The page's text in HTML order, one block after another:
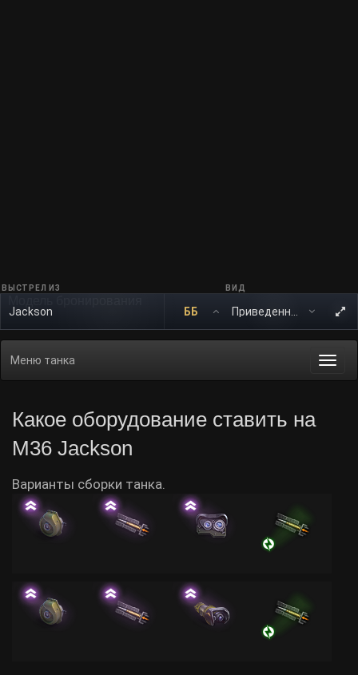
ВЫСТРЕЛ ИЗ
Jackson ББ
ВИД
Меню танка
Какое оборудование ставить на
M36 Jackson
Варианты сборки танка.